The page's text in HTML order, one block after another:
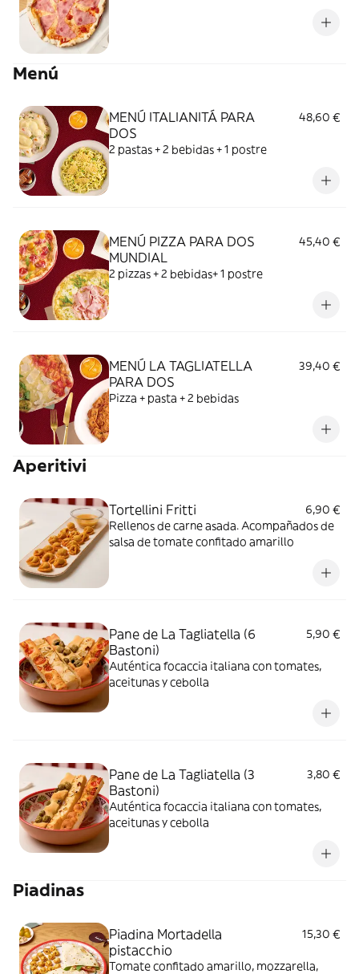
Menú
MENÚ ITALIANITÁ PARA
DOS
48,60 €
2 pastas + 2 bebidas + 1 postre
MENÚ PIZZA PARA DOS
MUNDIAL
45,40 €
2 pizzas + 2 bebidas+ 1 postre
MENÚ LA TAGLIATELLA
PARA DOS
39,40 €
Pizza + pasta + 2 bebidas
Aperitivi
Tortellini Fritti
6,90 €
Rellenos de carne asada. Acompañados de
salsa de tomate confitado amarillo
Pane de La Tagliatella (6
Bastoni)
5,90 €
Auténtica focaccia italiana con tomates,
aceitunas y cebolla
Pane de La Tagliatella (3
Bastoni)
3,80 €
Auténtica focaccia italiana con tomates,
aceitunas y cebolla
Piadinas
Piadina Mortadella
pistacchio
15,30 €
Tomate confitado amarillo, mozzarella,